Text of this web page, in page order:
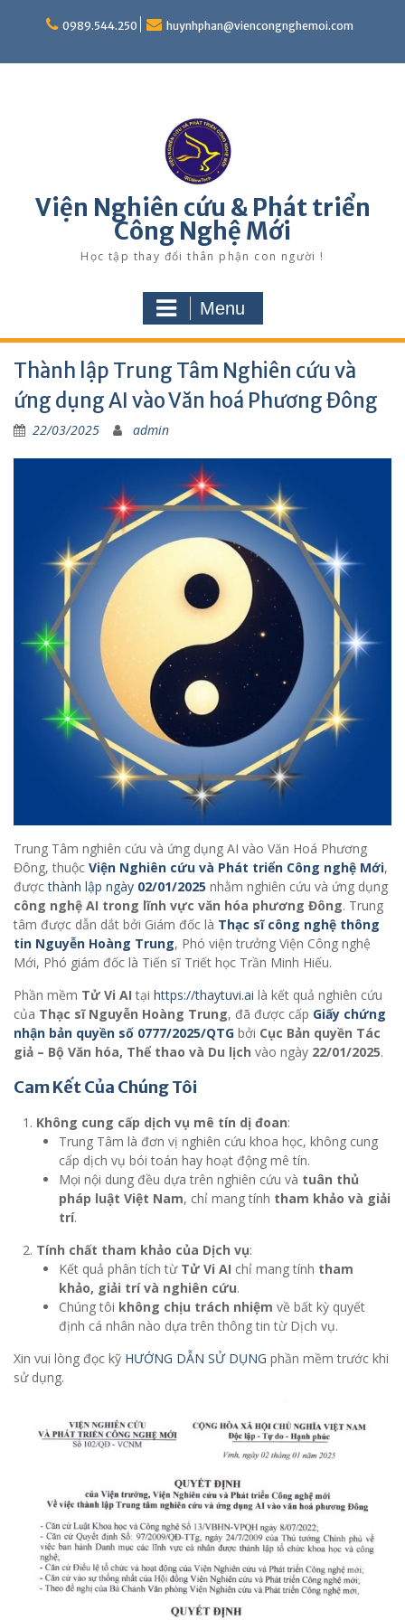
0989.544.250 huynhphan@viencongnghemoi.com
Viện Nghiên cứu & Phát triển
Công Nghệ Mới
Học tập thay đổi thân phận con người !
Menu
Thành lập Trung Tâm Nghiên cứu và
ứng dụng AI vào Văn hoá Phương Đông
22/03/2025 admin
Trung Tâm nghiên cứu và ứng dụng AI vào Văn Hoá Phương
Đông, thuộc Viện Nghiên cứu và Phát triển Công nghệ Mới,
đượcthành lập ngày 02/01/2025 nhằm nghiên cứu và ứng dụng
công nghệ AI trong lĩnh vực văn hóa phương Đông. Trung
tâm được dẫn dắt bởi Giám đốc là Thạc sĩ công nghệ thông
tin Nguyễn Hoàng Trung, Phó viện trưởng Viện Công nghệ
Mới, Phó giám đốc là Tiến sĩ Triết học Trần Minh Hiếu.
Phần mềm Tử Vi AI tại https://thaytuvi.ai là kết quả nghiên cứu
của Thạc sĩ Nguyễn Hoàng Trung, đã được cấp Giấy chứng
nhận bản quyền số 0777/2025/QTG bởi Cục Bản quyền Tác
giả – Bộ Văn hóa, Thể thao và Du lịch vào ngày 22/01/2025.
Cam Kết Của Chúng Tôi
Không cung cấp dịch vụ mê tín dị đoan:
Trung Tâm là đơn vị nghiên cứu khoa học, không cung
cấp dịch vụ bói toán hay hoạt động mê tín.
Mọi nội dung đều dựa trên nghiên cứu và tuân thủ
pháp luật Việt Nam, chỉ mang tính tham khảo và giải
trí.
Tính chất tham khảo của Dịch vụ:
Kết quả phân tích từ Tử Vi AI chỉ mang tính tham
khảo, giải trí và nghiên cứu.
Chúng tôi không chịu trách nhiệm về bất kỳ quyết
định cá nhân nào dựa trên thông tin từ Dịch vụ.
Xin vui lòng đọc kỹ HƯỚNG DẪN SỬ DỤNG phần mềm trước khi
sử dụng.